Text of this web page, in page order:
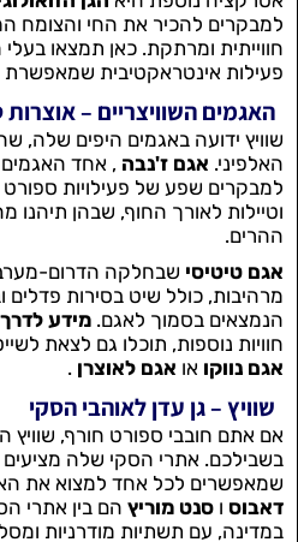
למבקרים להכיר את החי והצומח
חווייתית ומרתקת. כאן תמצאו
פעילות אינטראקטיבית שמאפשרת
האגמים השוויצריים –
שוויץ ידועה באגמים היפים שלה,
האלפיני. אגם ז'נבה , אחד האגמים
למבקרים שפע של פעילויות ספורט
וטיילות לאורך החוף, שבהן
ההרים.
אגם טיטיסי שבחלקה הדרום-
מרהיבות, כולל שיט בסירות פדלים
הנמצאים בסמוך לאגם. מידע
חוויות נוספות, תוכלו גם לצאת
אגם נווקו או אגם לאוצרן .
שוויץ – גן עדן לאוהבי הסקי
אם אתם חובבי ספורט חורף,
בשבילכם. אתרי הסקי שלה מציעים
שמאפשרים לכל אחד למצוא את
דאבוס ו סנט מוריץ הם בין אתרי
במדינה, עם תשתיות מודרניות